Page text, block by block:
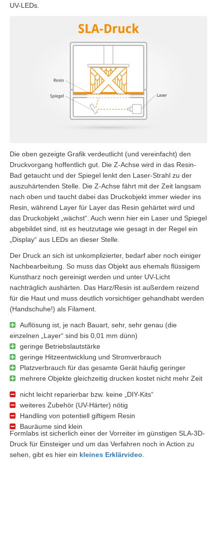
UV-LEDs.
Die oben gezeigte Grafik verdeutlicht (und vereinfacht) den
Druckvorgang hoffentlich gut. Die Z-Achse wird in das Resin-
Bad getaucht und der Spiegel lenkt den Laser-Strahl zu der
auszuhärtenden Stelle. Die Z-Achse fährt mit der Zeit langsam
nach oben und taucht dabei das Druckobjekt immer wieder ins
Resin, während Layer für Layer das Resin gehärtet wird und
das Druckobjekt „wächst“. Auch wenn hier ein Laser und Spiegel
abgebildet sind, ist es heutzutage wie gesagt in der Regel ein
„Display“ aus LEDs an dieser Stelle.
Der Druck an sich ist unkomplizierter, bedarf aber noch einiger
Nachbearbeitung. So muss das Objekt aus ehemals flüssigem
Kunstharz noch gereinigt werden und unter UV-Licht
nachträglich aushärten. Das Harz/Resin ist außerdem reizend
für die Haut und muss deutlich vorsichtiger gehandhabt werden
(Handschuhe!) als Filament.
Auflösung ist, je nach Bauart, sehr, sehr genau (die
einzelnen „Layer“ sind bis 0,01 mm dünn)
geringe Betriebslautstärke
geringe Hitzeentwicklung und Stromverbrauch
Platzverbrauch für das gesamte Gerät häufig geringer
mehrere Objekte gleichzeitig drucken kostet nicht mehr Zeit
nicht leicht reparierbar bzw. keine „DIY-Kits“
weiteres Zubehör (UV-Härter) nötig
Handling von potentiell giftigem Resin
Bauräume sind klein
Formlabs ist sicherlich einer der Vorreiter im günstigen SLA-3D-
Druck für Einsteiger und um das Verfahren noch in Action zu
sehen, gibt es hier ein kleines Erklärvideo